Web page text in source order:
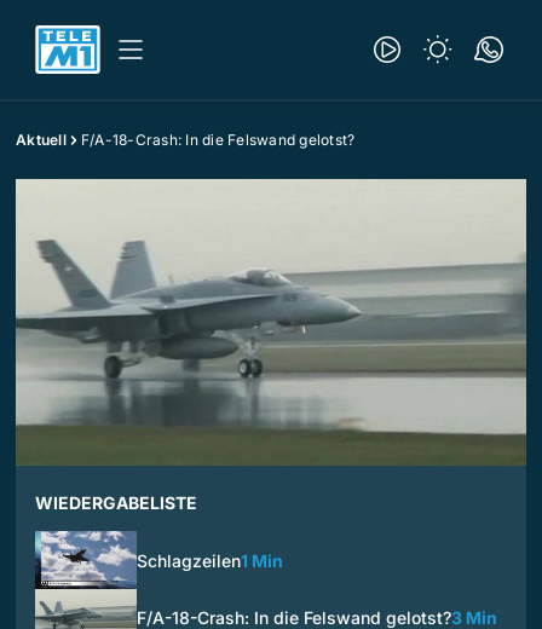
Aktuell F/A-18-Crash: In die Felswand gelotst?
WIEDERGABELISTE
Schlagzeilen1 Min
F/A-18-Crash: In die Felswand gelotst?3 Min